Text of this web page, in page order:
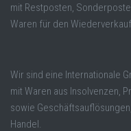
mit Restposten,
Waren für den
Wir sind eine Internationale
mit Waren aus Insolvenzen,
sowie
Handel.